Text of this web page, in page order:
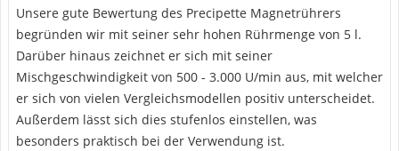
Unsere gute Bewertung des Precipette Magnetrührers
begründen wir mit seiner sehr hohen Rührmenge von 5 l.
Darüber hinaus zeichnet er sich mit seiner
Mischgeschwindigkeit von 500 - 3.000 U/min aus, mit welcher
er sich von vielen Vergleichsmodellen positiv unterscheidet.
Außerdem lässt sich dies stufenlos einstellen, was
besonders praktisch bei der Verwendung ist.